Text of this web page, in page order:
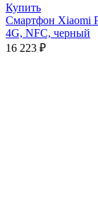
Купить
Смартфон Xiaomi
4G, NFC, черный
16 223 ₽